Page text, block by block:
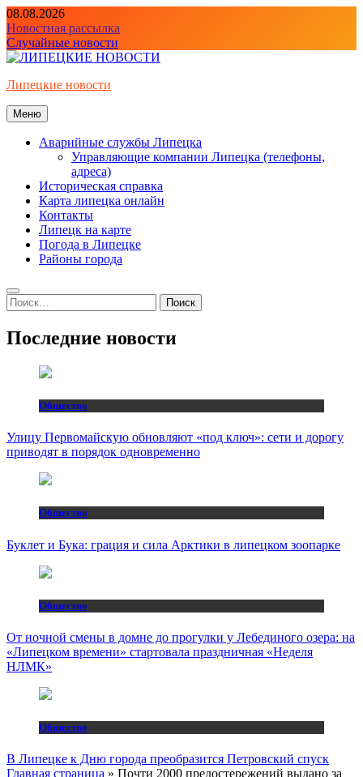
Перейти
к
содержимому
08.08.2026
Новостная рассылка
Случайные новости
Липецкие новости
Меню
Аварийные службы Липецка
Управляющие компании Липецка (телефоны,
адреса)
Историческая справка
Карта липецка онлайн
Контакты
Липецк на карте
Погода в Липецке
Районы города
Найти:
Последние новости
Общество
Улицу Первомайскую обновляют «под ключ»: сети и дорогу
приводят в порядок одновременно
Общество
Буклет и Бука: грация и сила Арктики в липецком зоопарке
Общество
От ночной смены в домне до прогулки у Лебединого озера: на
«Липецком времени» стартовала праздничная «Неделя
НЛМК»
Общество
В Липецке к Дню города преобразится Петровский спуск
Главная страница » Почти 2000 предостережений выдано за